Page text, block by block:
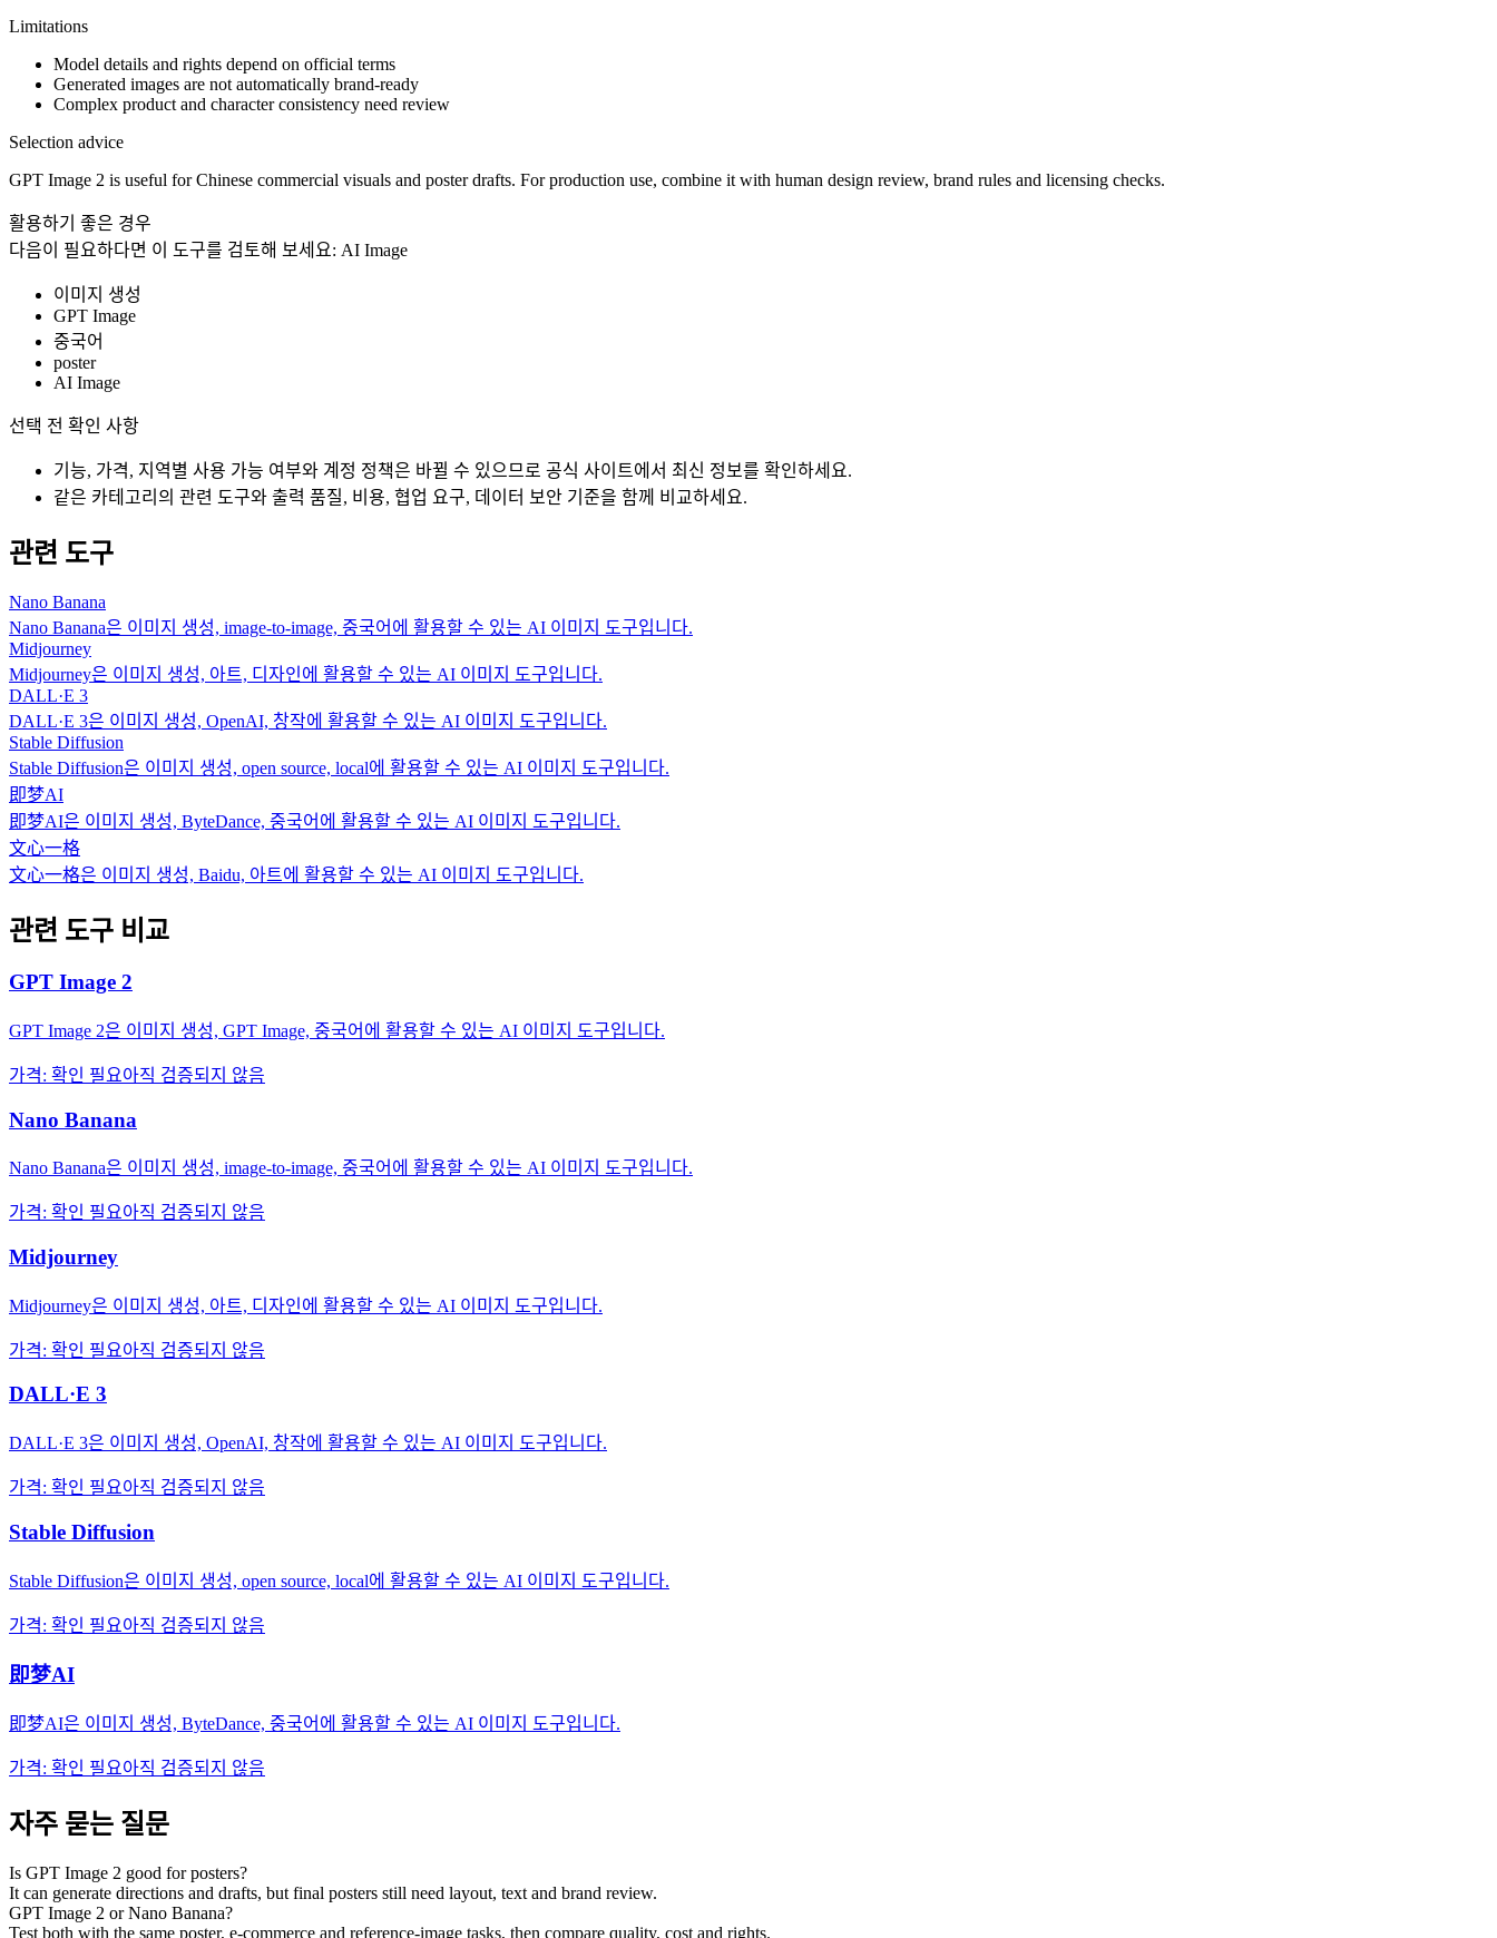
Limitations
Model details and rights depend on official terms
Generated images are not automatically brand-ready
Complex product and character consistency need review
Selection advice
GPT Image 2 is useful for Chinese commercial visuals and poster drafts. For production use, combine it with human design review, brand rules and licensing checks.
활용하기 좋은 경우
다음이 필요하다면 이 도구를 검토해 보세요: AI Image
이미지 생성
GPT Image
중국어
poster
AI Image
선택 전 확인 사항
기능, 가격, 지역별 사용 가능 여부와 계정 정책은 바뀔 수 있으므로 공식 사이트에서 최신 정보를 확인하세요.
같은 카테고리의 관련 도구와 출력 품질, 비용, 협업 요구, 데이터 보안 기준을 함께 비교하세요.
관련 도구
Nano Banana
Nano Banana은 이미지 생성, image-to-image, 중국어에 활용할 수 있는 AI 이미지 도구입니다.
Midjourney
Midjourney은 이미지 생성, 아트, 디자인에 활용할 수 있는 AI 이미지 도구입니다.
DALL·E 3
DALL·E 3은 이미지 생성, OpenAI, 창작에 활용할 수 있는 AI 이미지 도구입니다.
Stable Diffusion
Stable Diffusion은 이미지 생성, open source, local에 활용할 수 있는 AI 이미지 도구입니다.
即梦AI
即梦AI은 이미지 생성, ByteDance, 중국어에 활용할 수 있는 AI 이미지 도구입니다.
文心一格
文心一格은 이미지 생성, Baidu, 아트에 활용할 수 있는 AI 이미지 도구입니다.
관련 도구 비교
GPT Image 2
GPT Image 2은 이미지 생성, GPT Image, 중국어에 활용할 수 있는 AI 이미지 도구입니다.
가격: 확인 필요아직 검증되지 않음
Nano Banana
Nano Banana은 이미지 생성, image-to-image, 중국어에 활용할 수 있는 AI 이미지 도구입니다.
가격: 확인 필요아직 검증되지 않음
Midjourney
Midjourney은 이미지 생성, 아트, 디자인에 활용할 수 있는 AI 이미지 도구입니다.
가격: 확인 필요아직 검증되지 않음
DALL·E 3
DALL·E 3은 이미지 생성, OpenAI, 창작에 활용할 수 있는 AI 이미지 도구입니다.
가격: 확인 필요아직 검증되지 않음
Stable Diffusion
Stable Diffusion은 이미지 생성, open source, local에 활용할 수 있는 AI 이미지 도구입니다.
가격: 확인 필요아직 검증되지 않음
即梦AI
即梦AI은 이미지 생성, ByteDance, 중국어에 활용할 수 있는 AI 이미지 도구입니다.
가격: 확인 필요아직 검증되지 않음
자주 묻는 질문
Is GPT Image 2 good for posters?
It can generate directions and drafts, but final posters still need layout, text and brand review.
GPT Image 2 or Nano Banana?
Test both with the same poster, e-commerce and reference-image tasks, then compare quality, cost and rights.